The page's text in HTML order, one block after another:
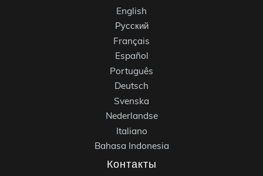
English
Русский
Français
Español
Português
Deutsch
Svenska
Nederlandse
Italiano
Bahasa Indonesia
Контакты